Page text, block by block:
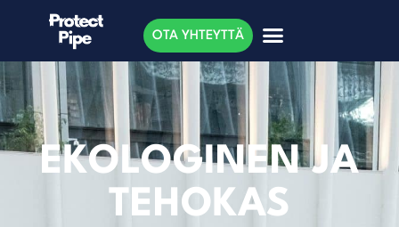
OTA YHTEYTTÄ
EKOLOGINEN JA
TEHOKAS